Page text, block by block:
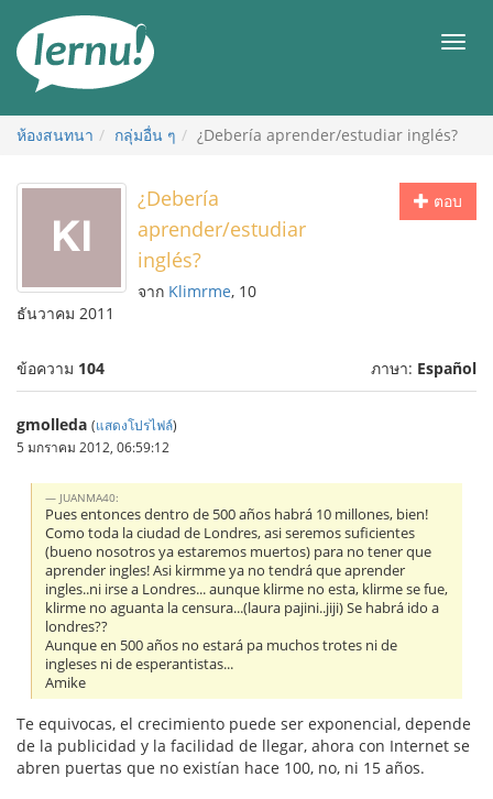
สารบัญ
เมนู
ห้องสนทนา กลุ่มอื่น ๆ ¿Debería aprender/estudiar inglés?
ตอบ
¿Debería
aprender/estudiar
inglés?
จาก Klimrme, 10
ธันวาคม 2011
ข้อความ 104 ภาษา: Español
gmolleda (แสดงโปรไฟล์)
5 มกราคม 2012, 06:59:12
JUANMA40:
Pues entonces dentro de 500 años habrá 10 millones, bien!
Como toda la ciudad de Londres, asi seremos suficientes
(bueno nosotros ya estaremos muertos) para no tener que
aprender ingles! Asi kirmme ya no tendrá que aprender
ingles..ni irse a Londres... aunque klirme no esta, klirme se fue,
klirme no aguanta la censura...(laura pajini..jiji) Se habrá ido a
londres??
Aunque en 500 años no estará pa muchos trotes ni de
ingleses ni de esperantistas...
Amike
Te equivocas, el crecimiento puede ser exponencial, depende
de la publicidad y la facilidad de llegar, ahora con Internet se
abren puertas que no existían hace 100, no, ni 15 años.